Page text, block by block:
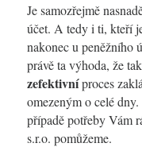
Je samozřejmě
účet. A tedy i ti, kteří
nakonec u peněžního
právě ta výhoda, že
zefektivníproces
omezeným o celé
případě potřeby Vám
s.r.o. pomůžeme.